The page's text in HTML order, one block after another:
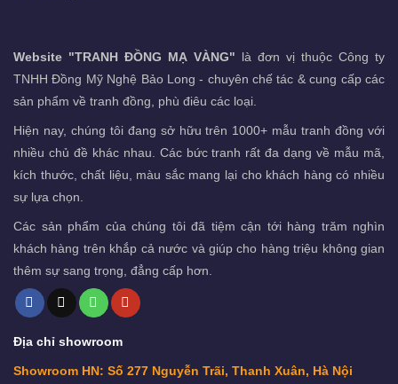
Website "TRANH ĐỒNG MẠ VÀNG" là đơn vị thuộc Công ty
TNHH Đồng Mỹ Nghệ Bảo Long - chuyên chế tác & cung cấp các
sản phẩm về tranh đồng, phù điêu các loại.
Hiện nay, chúng tôi đang sở hữu trên 1000+ mẫu tranh đồng với
nhiều chủ đề khác nhau. Các bức tranh rất đa dạng về mẫu mã,
kích thước, chất liệu, màu sắc mang lại cho khách hàng có nhiều
sự lựa chọn.
Các sản phẩm của chúng tôi đã tiệm cận tới hàng trăm nghìn
khách hàng trên khắp cả nước và giúp cho hàng triệu không gian
thêm sự sang trọng, đẳng cấp hơn.
Địa chỉ showroom
Showroom HN: Số 277 Nguyễn Trãi, Thanh Xuân, Hà Nội